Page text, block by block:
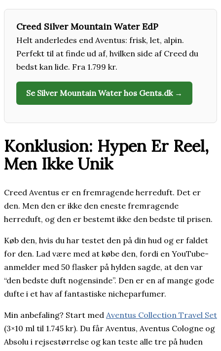
Creed Silver Mountain Water EdP
Helt anderledes end Aventus: frisk, let, alpin.
Perfekt til at finde ud af, hvilken side af Creed du
bedst kan lide. Fra 1.799 kr.
Se Silver Mountain Water hos Gents.dk →
Konklusion: Hypen Er Reel,
Men Ikke Unik
Creed Aventus er en fremragende herreduft. Det er
den. Men den er ikke den eneste fremragende
herreduft, og den er bestemt ikke den bedste til prisen.
Køb den, hvis du har testet den på din hud og er faldet
for den. Lad være med at købe den, fordi en YouTube-
anmelder med 50 flasker på hylden sagde, at den var
“den bedste duft nogensinde”. Den er en af mange gode
dufte i et hav af fantastiske nicheparfumer.
Min anbefaling? Start med Aventus Collection Travel Set
(3×10 ml til 1.745 kr). Du får Aventus, Aventus Cologne og
Absolu i rejsestørrelse og kan teste alle tre på huden